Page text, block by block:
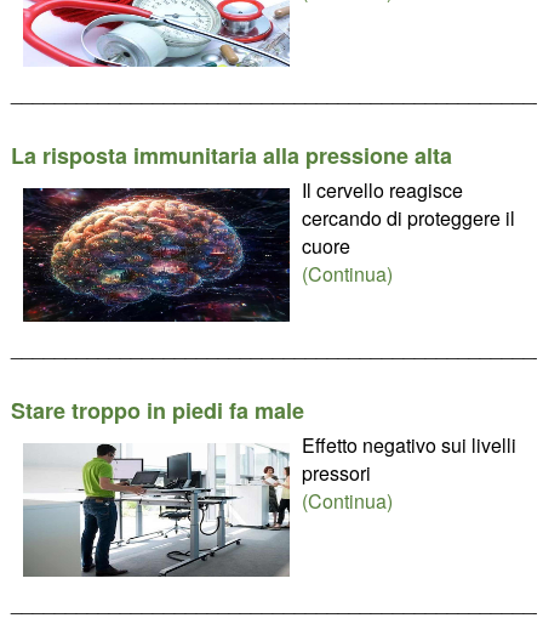
La risposta immunitaria alla pressione alta
Il cervello reagisce
cercando di proteggere il
cuore
(Continua)
Stare troppo in piedi fa male
Effetto negativo sui livelli
pressori
(Continua)